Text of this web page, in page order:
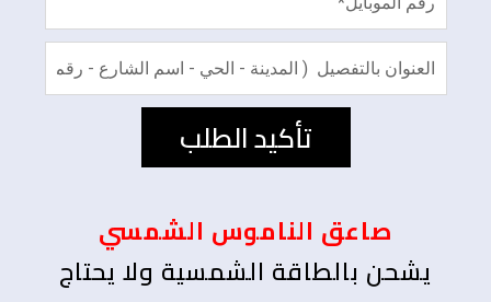
تأكيد الطلب
صاعق الناموس الشمسي
يشحن بالطاقة الشمسية ولا يحتاج